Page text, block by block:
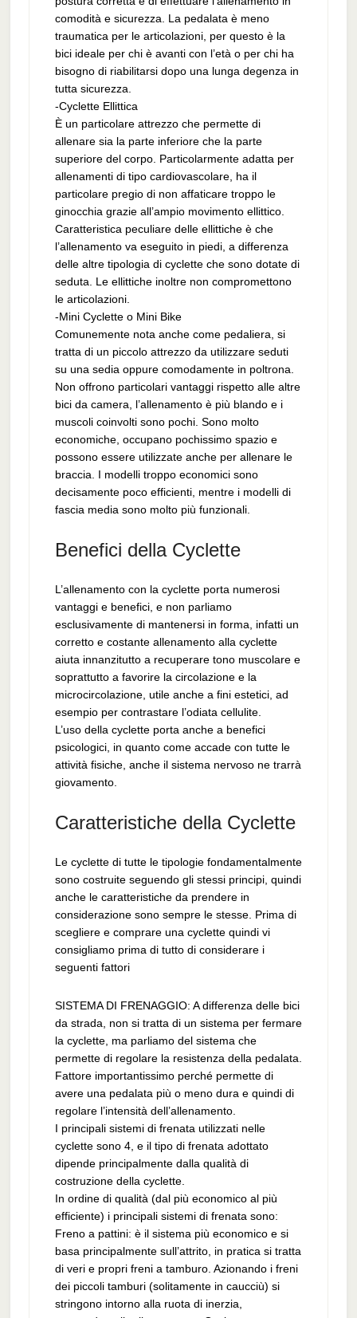
comodità e sicurezza. La pedalata è meno
traumatica per le articolazioni, per questo è la
bici ideale per chi è avanti con l’età o per chi ha
bisogno di riabilitarsi dopo una lunga degenza in
tutta sicurezza.
-Cyclette Ellittica
È un particolare attrezzo che permette di
allenare sia la parte inferiore che la parte
superiore del corpo. Particolarmente adatta per
allenamenti di tipo cardiovascolare, ha il
particolare pregio di non affaticare troppo le
ginocchia grazie all’ampio movimento ellittico.
Caratteristica peculiare delle ellittiche è che
l’allenamento va eseguito in piedi, a differenza
delle altre tipologia di cyclette che sono dotate di
seduta. Le ellittiche inoltre non compromettono
le articolazioni.
-Mini Cyclette o Mini Bike
Comunemente nota anche come pedaliera, si
tratta di un piccolo attrezzo da utilizzare seduti
su una sedia oppure comodamente in poltrona.
Non offrono particolari vantaggi rispetto alle altre
bici da camera, l’allenamento è più blando e i
muscoli coinvolti sono pochi. Sono molto
economiche, occupano pochissimo spazio e
possono essere utilizzate anche per allenare le
braccia. I modelli troppo economici sono
decisamente poco efficienti, mentre i modelli di
fascia media sono molto più funzionali.
Benefici della Cyclette
L’allenamento con la cyclette porta numerosi
vantaggi e benefici, e non parliamo
esclusivamente di mantenersi in forma, infatti un
corretto e costante allenamento alla cyclette
aiuta innanzitutto a recuperare tono muscolare e
soprattutto a favorire la circolazione e la
microcircolazione, utile anche a fini estetici, ad
esempio per contrastare l’odiata cellulite.
L’uso della cyclette porta anche a benefici
psicologici, in quanto come accade con tutte le
attività fisiche, anche il sistema nervoso ne trarrà
giovamento.
Caratteristiche della Cyclette
Le cyclette di tutte le tipologie fondamentalmente
sono costruite seguendo gli stessi principi, quindi
anche le caratteristiche da prendere in
considerazione sono sempre le stesse. Prima di
scegliere e comprare una cyclette quindi vi
consigliamo prima di tutto di considerare i
seguenti fattori
SISTEMA DI FRENAGGIO: A differenza delle bici
da strada, non si tratta di un sistema per fermare
la cyclette, ma parliamo del sistema che
permette di regolare la resistenza della pedalata.
Fattore importantissimo perché permette di
avere una pedalata più o meno dura e quindi di
regolare l’intensità dell’allenamento.
I principali sistemi di frenata utilizzati nelle
cyclette sono 4, e il tipo di frenata adottato
dipende principalmente dalla qualità di
costruzione della cyclette.
In ordine di qualità (dal più economico al più
efficiente) i principali sistemi di frenata sono:
Freno a pattini: è il sistema più economico e si
basa principalmente sull’attrito, in pratica si tratta
di veri e propri freni a tamburo. Azionando i freni
dei piccoli tamburi (solitamente in caucciù) si
stringono intorno alla ruota di inerzia,